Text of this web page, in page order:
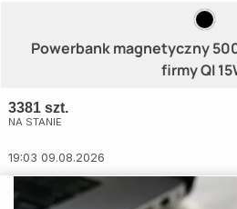
Powerbank magnetyczny
firmy QI
3381 szt.
NA STANIE
19:03 09.08.2026